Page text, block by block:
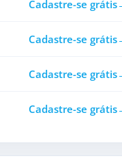
Cadastre-se grátis
Cadastre-se grátis
Cadastre-se grátis
Cadastre-se grátis